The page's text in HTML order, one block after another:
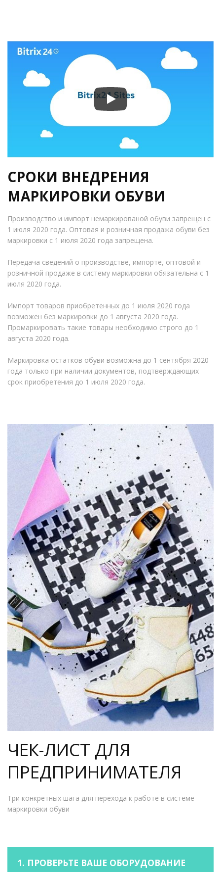
СРОКИ ВНЕДРЕНИЯ
МАРКИРОВКИ ОБУВИ
Производство и импорт немаркированой обуви запрещен с
1 июля 2020 года. Оптовая и розничная продажа обуви без
маркировки с 1 июля 2020 года запрещена.
Передача сведений о производстве, импорте, оптовой и
розничной продаже в систему маркировки обязательна с 1
июля 2020 года.
Импорт товаров приобретенных до 1 июля 2020 года
возможен без маркировки до 1 августа 2020 года.
Промаркировать такие товары необходимо строго до 1
августа 2020 года.
Маркировка остатков обуви возможна до 1 сентября 2020
года только при наличии документов, подтверждающих
срок приобретения до 1 июля 2020 года.
ЧЕК-ЛИСТ ДЛЯ
ПРЕДПРИНИМАТЕЛЯ
Три конкретных шага для перехода к работе в системе
маркировки обуви
1. ПРОВЕРЬТЕ ВАШЕ ОБОРУДОВАНИЕ